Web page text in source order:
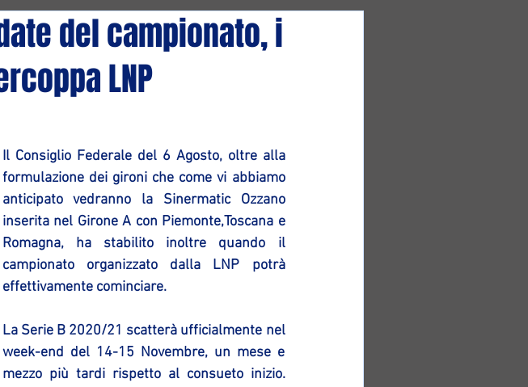
del campionato, i
LNP
Il Consiglio Federale del 6 Agosto, oltre alla
formulazione dei gironi che come vi abbiamo
anticipato vedranno la Sinermatic Ozzano
inserita nel Girone A con Piemonte,Toscana e
Romagna, ha stabilito inoltre quando il
campionato organizzato dalla LNP potrà
effettivamente cominciare.
La Serie B 2020/21 scatterà ufficialmente nel
week-end del 14-15 Novembre, un mese e
mezzo più tardi rispetto al consueto inizio.